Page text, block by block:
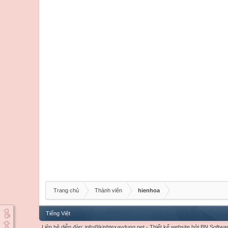
Trang chủ Thành viên hienhoa
Tiếng Việt